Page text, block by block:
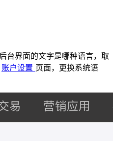
台界面的文字是哪种语言，取
账户设置 页面，更换系统语